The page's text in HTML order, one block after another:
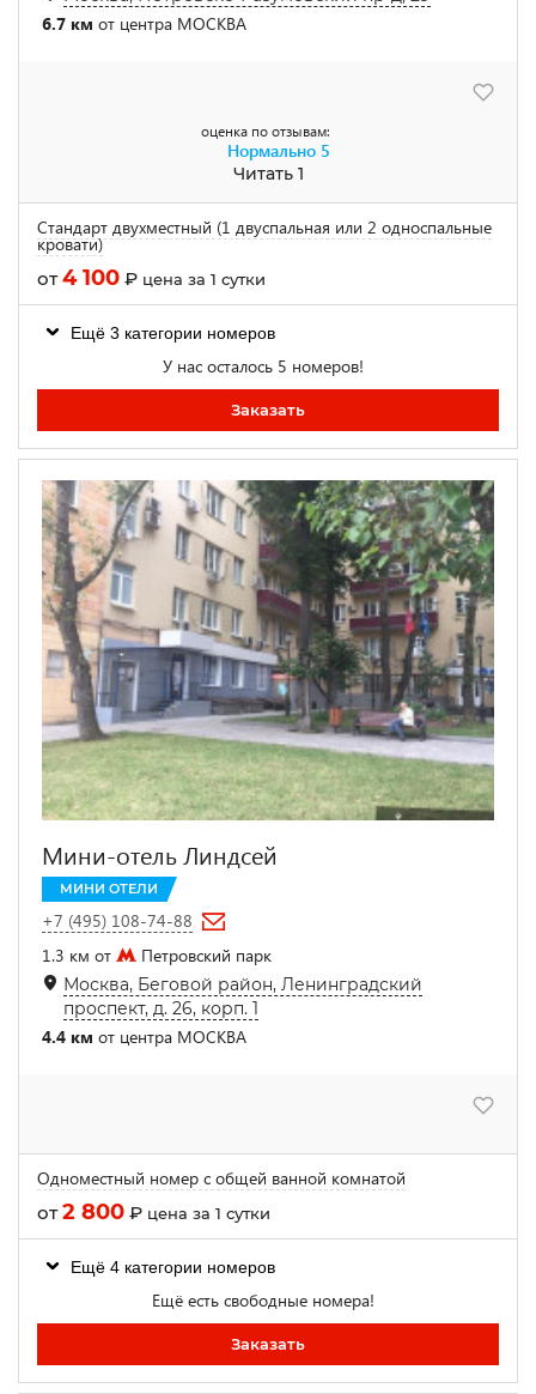
6.7 км от центра МОСКВА
оценка по отзывам:
Нормально 5
Читать 1
Стандарт двухместный (1 двуспальная или 2 односпальные
кровати)
от4 100 ₽ цена за 1 сутки
Ещё 3 категории номеров
У нас осталось 5 номеров!
Заказать
Мини-отель Линдсей
МИНИ ОТЕЛИ
+7 (495) 108-74-88
1.3 км от
Петровский парк
Москва, Беговой район, Ленинградский
проспект, д. 26, корп. 1
4.4 км от центра МОСКВА
Одноместный номер с общей ванной комнатой
от2 800 ₽ цена за 1 сутки
Ещё 4 категории номеров
Ещё есть свободные номера!
Заказать